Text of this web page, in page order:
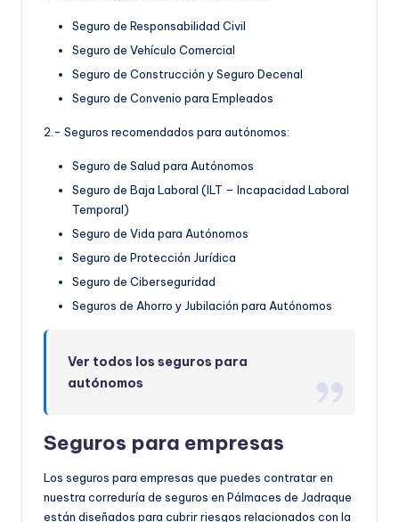
Seguro de Responsabilidad Civil
Seguro de Vehículo Comercial
Seguro de Construcción y Seguro Decenal
Seguro de Convenio para Empleados
2.- Seguros recomendados para autónomos:
Seguro de Salud para Autónomos
Seguro de Baja Laboral (ILT – Incapacidad Laboral
Temporal)
Seguro de Vida para Autónomos
Seguro de Protección Jurídica
Seguro de Ciberseguridad
Seguros de Ahorro y Jubilación para Autónomos
Ver todos los seguros para
autónomos
Seguros para empresas
Los seguros para empresas que puedes contratar en
nuestra correduría de seguros en Pálmaces de Jadraque
están diseñados para cubrir riesgos relacionados con la